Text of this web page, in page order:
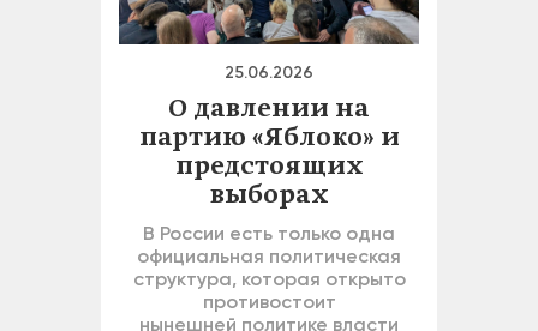
25.06.2026
О давлении на
партию «Яблоко» и
предстоящих
выборах
В России есть только одна
официальная политическая
структура, которая открыто
противостоит
нынешней политике власти